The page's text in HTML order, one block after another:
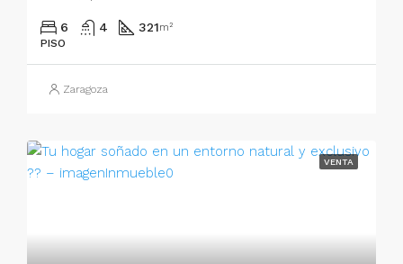
6 4 321m²
PISO
Zaragoza
VENTA